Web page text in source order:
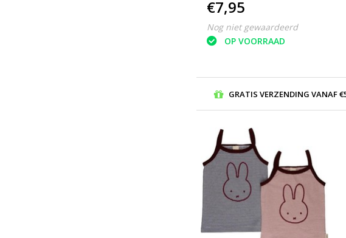
€7,95
Nog niet gewaardeerd
OP VOORRAAD
GRATIS VERZENDING VANAF